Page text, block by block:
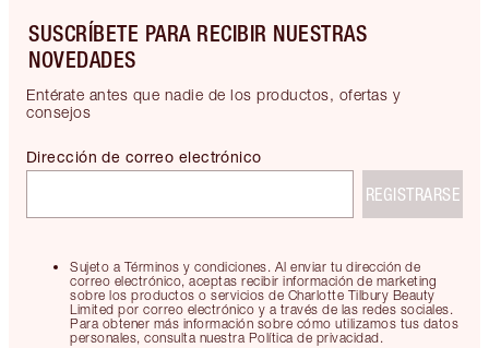
SUSCRÍBETE PARA RECIBIR NUESTRAS
NOVEDADES
Entérate antes que nadie de los productos, ofertas y
consejos
Sujeto a Términos y condiciones. Al enviar tu dirección de
correo electrónico, aceptas recibir información de marketing
sobre los productos o servicios de Charlotte Tilbury Beauty
Limited por correo electrónico y a través de las redes sociales.
Para obtener más información sobre cómo utilizamos tus datos
personales, consulta nuestra Política de privacidad.
Dirección de correo electrónico
REGISTRARSE